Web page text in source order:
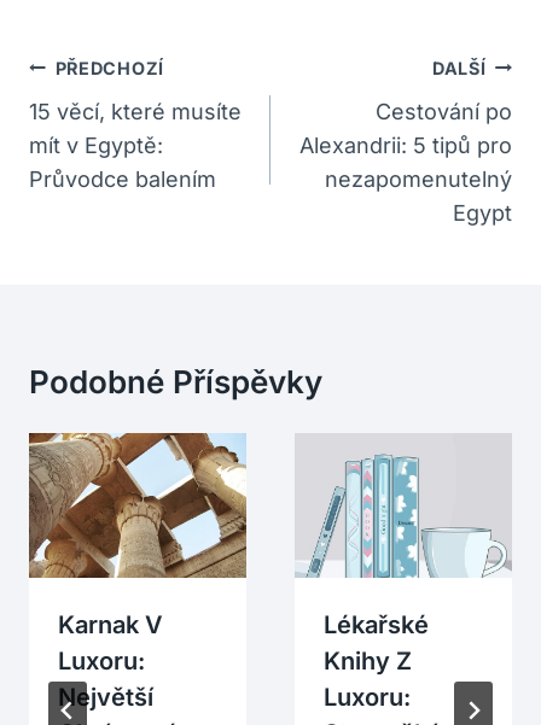
Navigace
Pro
Příspěvek
PŘEDCHOZÍ
15 věcí, které musíte
mít v Egyptě:
Průvodce balením
DALŠÍ
Cestování po
Alexandrii: 5 tipů pro
nezapomenutelný
Egypt
Podobné Příspěvky
Karnak V
Luxoru:
Největší
Lékařské
Knihy Z
Luxoru: